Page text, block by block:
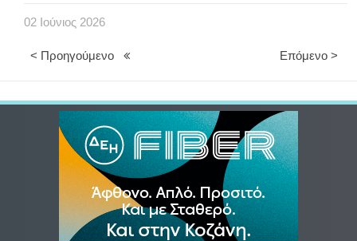
02 Ιούνιος 2026
< Προηγούμενο Επόμενο >